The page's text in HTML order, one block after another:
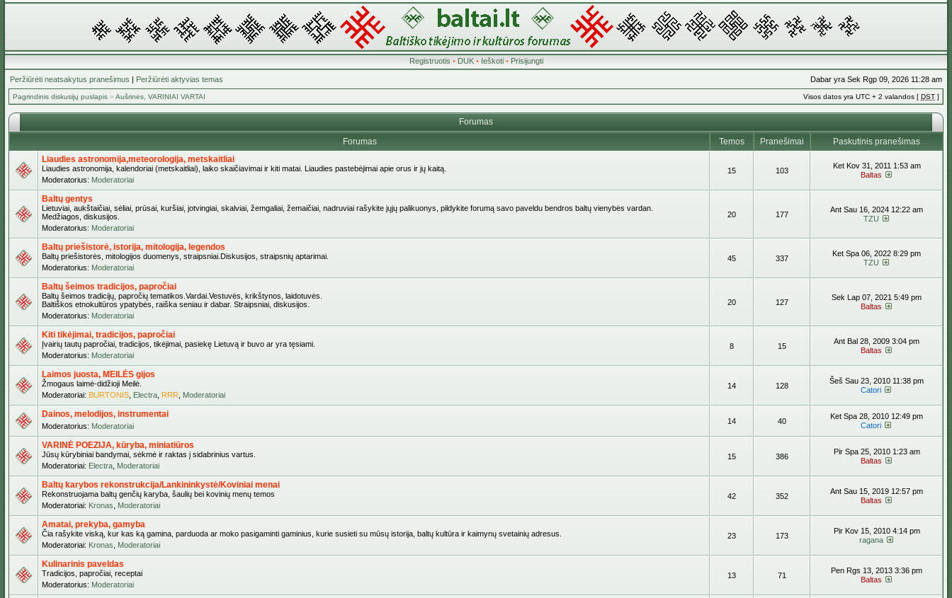
Registruotis • DUK• Ieškoti• Prisijungti
Peržiūrėti neatsakytus pranešimus | Peržiūrėti aktyvias temas Dabar yra Sek Rgp 09, 2026 11:28 am
Pagrindinis diskusijų puslapis » Aušrinės, VARINIAI VARTAI Visos datos yra UTC + 2 valandos [ DST ]
Forumas
Forumas
Temos Pranešimai
Paskutinis pranešimas
Liaudies astronomija,meteorologija, metskaitliai
Liaudies astronomija, kalendoriai (metskaitliai), laiko skaičiavimai ir kiti matai. Liaudies pastebėjimai apie orus ir jų kaitą.
Moderatorius: Moderatoriai
15 103
Ket Kov 31, 2011 1:53 am
Baltas
Baltų gentys
Lietuviai, aukštaičiai, sėliai, prūsai, kuršiai, jotvingiai, skalviai, žemgaliai, žemaičiai, nadruviai rašykite jųjų palikuonys, pildykite forumą savo paveldu bendros baltų vienybės vardan.
Medžiagos, diskusijos.
Moderatorius: Moderatoriai
20 177
Ant Sau 16, 2024 12:22 am
TZU
Baltų priešistorė, istorija, mitologija, legendos
Baltų priešistorės, mitologijos duomenys, straipsniai.Diskusijos, straipsnių aptarimai.
Moderatorius: Moderatoriai
45 337
Ket Spa 06, 2022 8:29 pm
TZU
Baltų šeimos tradicijos, papročiai
Baltų šeimos tradicijų, papročių tematikos.Vardai.Vestuvės, krikštynos, laidotuvės.
Baltiškos etnokultūros ypatybės, raiška seniau ir dabar. Straipsniai, diskusijos.
Moderatorius: Moderatoriai
20 127
Sek Lap 07, 2021 5:49 pm
Baltas
Kiti tikėjimai, tradicijos, papročiai
Įvairių tautų papročiai, tradicijos, tikėjimai, pasiekę Lietuvą ir buvo ar yra tęsiami.
Moderatorius: Moderatoriai
8 15
Ant Bal 28, 2009 3:04 pm
Baltas
Laimos juosta, MEILĖS gijos
Žmogaus laimė-didžioji Meilė.
Moderatoriai: BURTONIS Electra RRR Moderatoriai
14 128
Šeš Sau 23, 2010 11:38 pm
Catori
Dainos, melodijos, instrumentai
Moderatorius: Moderatoriai
14 40
Ket Spa 28, 2010 12:49 pm
Catori
VARINĖ POEZIJA, kūryba, miniatiūros
Jūsų kūrybiniai bandymai, sėkmė ir raktas į sidabrinius vartus.
Moderatoriai: Electra Moderatoriai
15 386
Pir Spa 25, 2010 1:23 am
Baltas
Baltų karybos rekonstrukcija/Lankininkystė/Koviniai menai
Rekonstruojama baltų genčių karyba, šaulių bei kovinių menų temos
Moderatoriai: Kronas Moderatoriai
42 352
Ant Sau 15, 2019 12:57 pm
Baltas
Amatai, prekyba, gamyba
Čia rašykite viską, kur kas ką gamina, parduoda ar moko pasigaminti gaminius, kurie susieti su mūsų istorija, baltų kultūra ir kaimynų svetainių adresus.
Moderatoriai: Kronas Moderatoriai
23 173
Pir Kov 15, 2010 4:14 pm
ragana
Kulinarinis paveldas
Tradicijos, papročiai, receptai
Moderatorius: Moderatoriai
13 71
Pen Rgs 13, 2013 3:36 pm
Baltas